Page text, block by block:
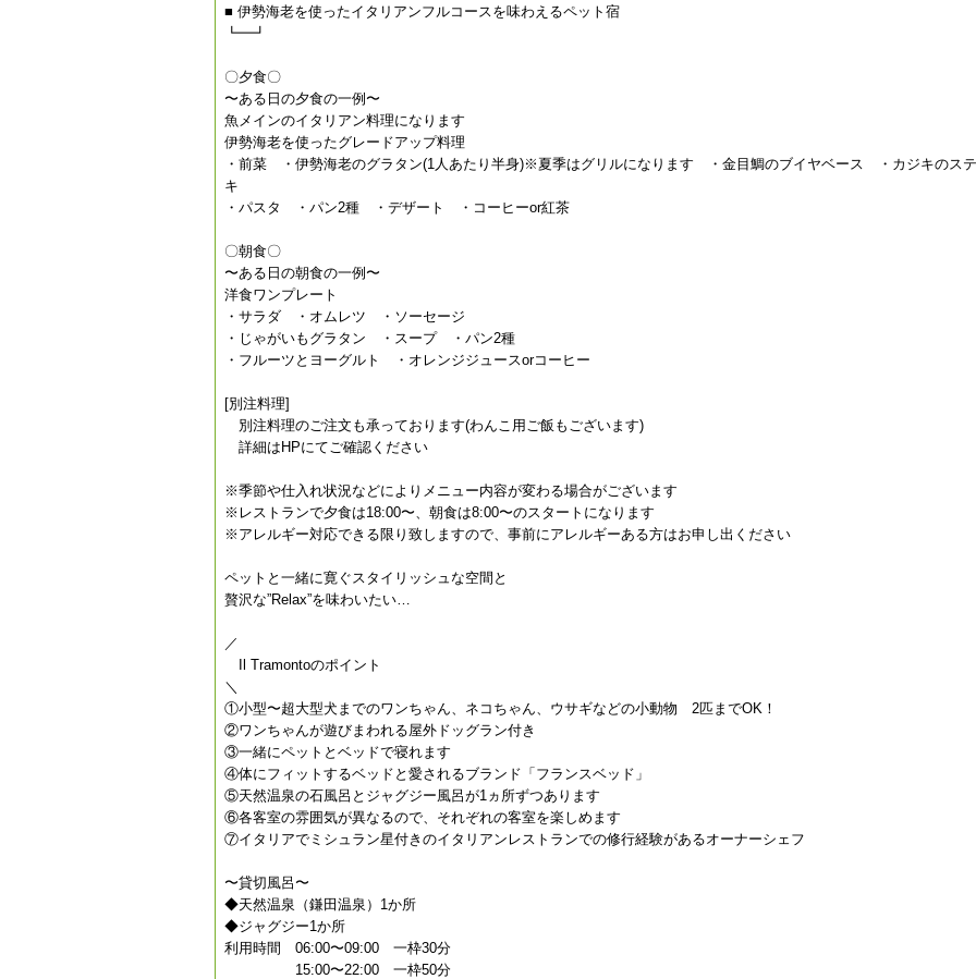
■ 伊勢海老を使ったイタリアンフルコースを味わえるペット宿
┗━┛
〇夕食〇
〜ある日の夕食の一例〜
魚メインのイタリアン料理になります
伊勢海老を使ったグレードアップ料理
・前菜 ・伊勢海老のグラタン(1人あたり半身)※夏季はグリルになります ・金目鯛のブイヤベース ・カジキのス
キ
・パスタ ・パン2種 ・デザート ・コーヒーor紅茶
〇朝食〇
〜ある日の朝食の一例〜
洋食ワンプレート
・サラダ ・オムレツ ・ソーセージ
・じゃがいもグラタン ・スープ ・パン2種
・フルーツとヨーグルト ・オレンジジュースorコーヒー
[別注料理]
別注料理のご注文も承っております(わんこ用ご飯もございます)
詳細はHPにてご確認ください
※季節や仕入れ状況などによりメニュー内容が変わる場合がございます
※レストランで夕食は18:00〜、朝食は8:00〜のスタートになります
※アレルギー対応できる限り致しますので、事前にアレルギーある方はお申し出ください
ペットと一緒に寛ぐスタイリッシュな空間と
贅沢な”Relax”を味わいたい…
／
Il Tramontoのポイント
＼
①小型〜超大型犬までのワンちゃん、ネコちゃん、ウサギなどの小動物 2匹までOK！
②ワンちゃんが遊びまわれる屋外ドッグラン付き
③一緒にペットとベッドで寝れます
④体にフィットするベッドと愛されるブランド「フランスベッド」
⑤天然温泉の石風呂とジャグジー風呂が1ヵ所ずつあります
⑥各客室の雰囲気が異なるので、それぞれの客室を楽しめます
⑦イタリアでミシュラン星付きのイタリアンレストランでの修行経験があるオーナーシェフ
〜貸切風呂〜
◆天然温泉（鎌田温泉）1か所
◆ジャグジー1か所
利用時間 06:00〜09:00 一枠30分
15:00〜22:00 一枠50分